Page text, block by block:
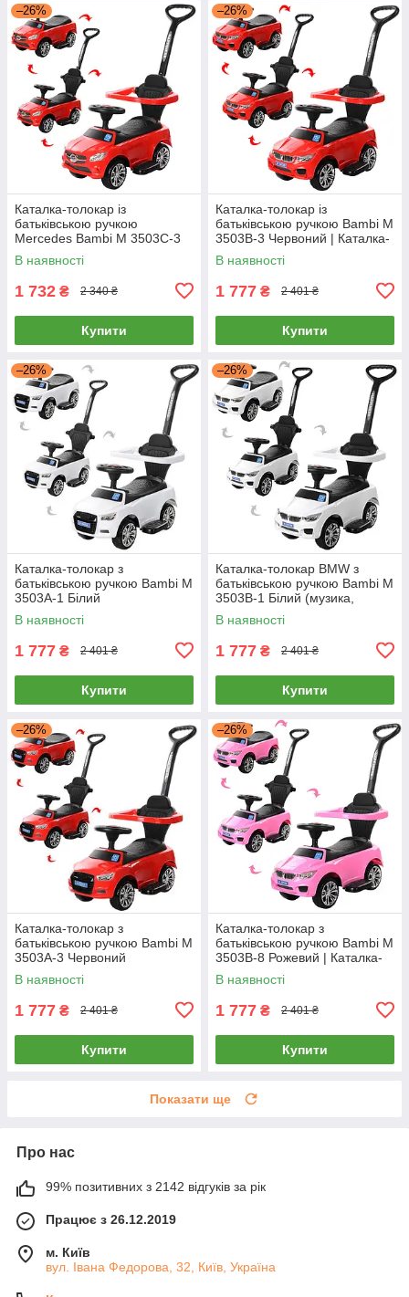
–26%
Каталка-толокар із
батьківською ручкою
Mercedes Bambi M 3503C-3
Червоний | Каталка-толокар з
батьківською ручкою
В наявності
1 732 ₴ 2 340 ₴
Купити
–26%
Каталка-толокар із
батьківською ручкою Bambi M
3503B-3 Червоний | Каталка-
толокар з батьківською
ручкою
В наявності
1 777 ₴ 2 401 ₴
Купити
–26%
Каталка-толокар з
батьківською ручкою Bambi M
3503A-1 Білий
В наявності
1 777 ₴ 2 401 ₴
Купити
–26%
Каталка-толокар BMW з
батьківською ручкою Bambi M
3503B-1 Білий (музика,
світло)
В наявності
1 777 ₴ 2 401 ₴
Купити
–26%
Каталка-толокар з
батьківською ручкою Bambi M
3503A-3 Червоний
В наявності
1 777 ₴ 2 401 ₴
Купити
–26%
Каталка-толокар з
батьківською ручкою Bambi M
3503B-8 Рожевий | Каталка-
толокар з батьківською
ручкою
В наявності
1 777 ₴ 2 401 ₴
Купити
Показати ще
Про нас
99% позитивних з 2142 відгуків за рік
Працює з 26.12.2019
м. Київ
вул. Івана Федорова, 32, Київ, Україна